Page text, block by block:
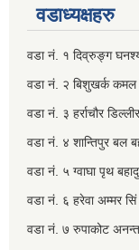
वडाध्यक्षहरु
वडा नं. १ दिव्रुङ्ग
वडा नं. २ ‌‍बिशुखर्क
वडा नं. ३ हर्राचौर
वडा नं. ४ शान्तिपुर बल
वडा नं. ५ ग्वाघा पृथ
वडा नं. ६ हरेवा अम्मर
वडा नं. ७ ‌‍रुपाकोट